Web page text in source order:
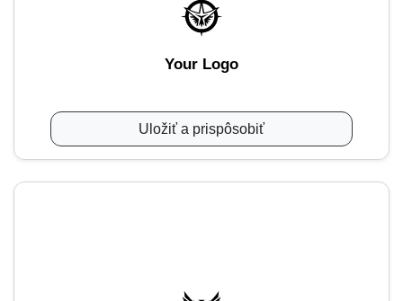
Your Logo
Uložiť a prispôsobiť